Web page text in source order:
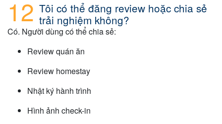
Tôi có thể đăng review hoặc chia sẻ
trải nghiệm không?
Có. Người dùng có thể chia sẻ:
Review quán ăn
Review homestay
Nhật ký hành trình
Hình ảnh check-in